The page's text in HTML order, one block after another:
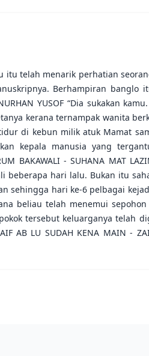
itu telah menarik perhatian
Berhampiran banglo
YUSOF “Dia sukakan
kerana ternampak wanita
di kebun milik atuk Mamat
kepala manusia yang
BAKAWALI - SUHANA MAT
hari lalu. Bukan itu
hari ke-6 pelbagai
beliau telah menemui
tersebut keluarganya telah
AB LU SUDAH KENA MAIN -